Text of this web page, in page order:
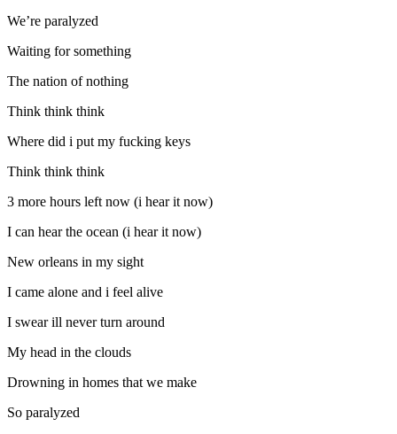
We’re paralyzed
Waiting for something
The nation of nothing
Think think think
Where did i put my fucking keys
Think think think
3 more hours left now (i hear it now)
I can hear the ocean (i hear it now)
New orleans in my sight
I came alone and i feel alive
I swear ill never turn around
My head in the clouds
Drowning in homes that we make
So paralyzed